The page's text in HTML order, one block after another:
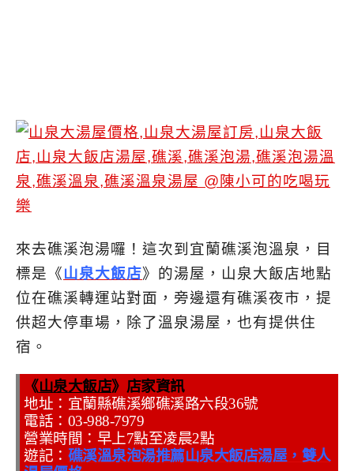
來去礁溪泡湯囉！這次到宜蘭礁溪泡溫泉，目
標是《山泉大飯店》的湯屋，山泉大飯店地點
位在礁溪轉運站對面，旁邊還有礁溪夜市，提
供超大停車場，除了溫泉湯屋，也有提供住
宿。
《山泉大飯店》店家資訊
地址：宜蘭縣礁溪鄉礁溪路六段36號
電話：03-988-7979
營業時間：早上7點至凌晨2點
遊記： 礁溪溫泉泡湯推薦山泉大飯店湯屋，雙人